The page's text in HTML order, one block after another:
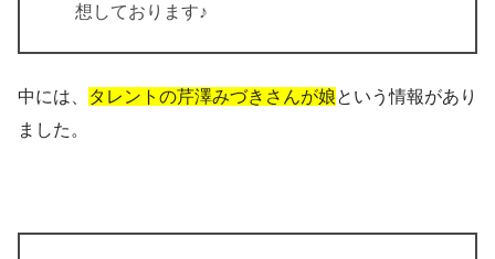
想しております♪
中には、 タレントの芹澤みづきさんが娘という情報があり
ました。